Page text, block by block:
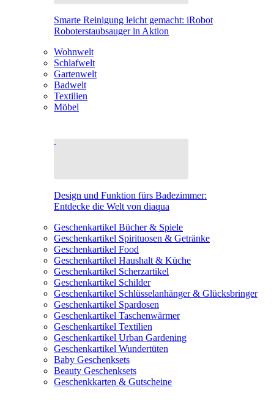
Smarte Reinigung leicht gemacht: iRobot
Roboterstaubsauger in Aktion
Wohnwelt
Schlafwelt
Gartenwelt
Badwelt
Textilien
Möbel
Design und Funktion fürs Badezimmer:
Entdecke die Welt von diaqua
Geschenkartikel Bücher & Spiele
Geschenkartikel Spirituosen & Getränke
Geschenkartikel Food
Geschenkartikel Haushalt & Küche
Geschenkartikel Scherzartikel
Geschenkartikel Schilder
Geschenkartikel Schlüsselanhänger & Glücksbringer
Geschenkartikel Spardosen
Geschenkartikel Taschenwärmer
Geschenkartikel Textilien
Geschenkartikel Urban Gardening
Geschenkartikel Wundertüten
Baby Geschenksets
Beauty Geschenksets
Geschenkkarten & Gutscheine